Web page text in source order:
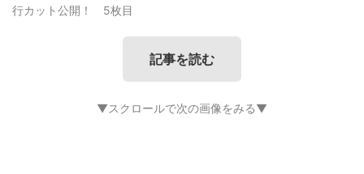
行カット公開！ 5枚目
記事を読む
▼スクロールで次の画像をみる▼